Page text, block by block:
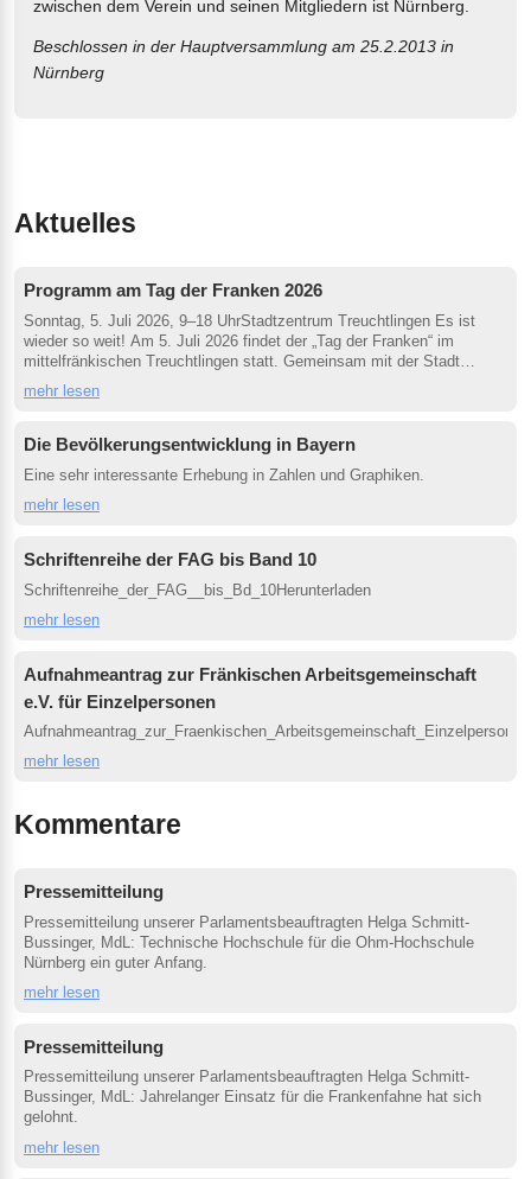
zwischen dem Verein und seinen Mitgliedern ist Nürnberg.
Beschlossen in der Hauptversammlung am 25.2.2013 in
Nürnberg
Aktuelles
Programm am Tag der Franken 2026
Sonntag, 5. Juli 2026, 9–18 UhrStadtzentrum Treuchtlingen Es ist
wieder so weit! Am 5. Juli 2026 findet der „Tag der Franken“ im
mittelfränkischen Treuchtlingen statt. Gemeinsam mit der Stadt
Treuchtlingen übernimmt der Bezirk Mittelfranken die Organisation.
mehr lesen
Die Bevölkerungsentwicklung in Bayern
Eine sehr interessante Erhebung in Zahlen und Graphiken.
mehr lesen
Schriftenreihe der FAG bis Band 10
Schriftenreihe_der_FAG__bis_Bd_10Herunterladen
mehr lesen
Aufnahmeantrag zur Fränkischen Arbeitsgemeinschaft
e.V. für Einzelpersonen
mehr lesen
Kommentare
Pressemitteilung
Pressemitteilung unserer Parlamentsbeauftragten Helga Schmitt-
Bussinger, MdL: Technische Hochschule für die Ohm-Hochschule
Nürnberg ein guter Anfang.
mehr lesen
Pressemitteilung
Pressemitteilung unserer Parlamentsbeauftragten Helga Schmitt-
Bussinger, MdL: Jahrelanger Einsatz für die Frankenfahne hat sich
gelohnt.
mehr lesen